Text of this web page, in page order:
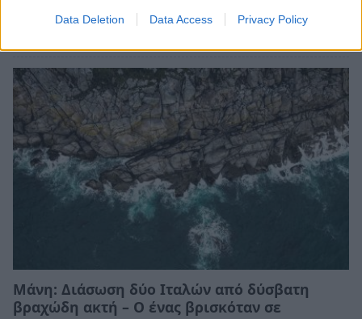
Data Deletion Data Access Privacy Policy
εγκλωβίστηκε στο Φαράγγι του Βυρού (video)
Μάνη: Διάσωση δύο Ιταλών από δύσβατη
βραχώδη ακτή – Ο ένας βρισκόταν σε